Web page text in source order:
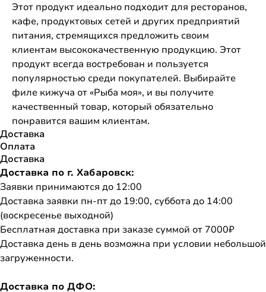
Этот продукт идеально подходит для ресторанов,
кафе, продуктовых сетей и других предприятий
питания, стремящихся предложить своим
клиентам высококачественную продукцию. Этот
продукт всегда востребован и пользуется
популярностью среди покупателей. Выбирайте
филе кижуча от «Рыба моя», и вы получите
качественный товар, который обязательно
понравится вашим клиентам.
Доставка
Оплата
Доставка
Доставка по г. Хабаровск:
Заявки принимаются до 12:00
Доставка заявки пн-пт до 19:00, суббота до 14:00
(воскресенье выходной)
Бесплатная доставка при заказе суммой от 7000₽
Доставка день в день возможна при условии небольшой
загруженности.
Доставка по ДФО: